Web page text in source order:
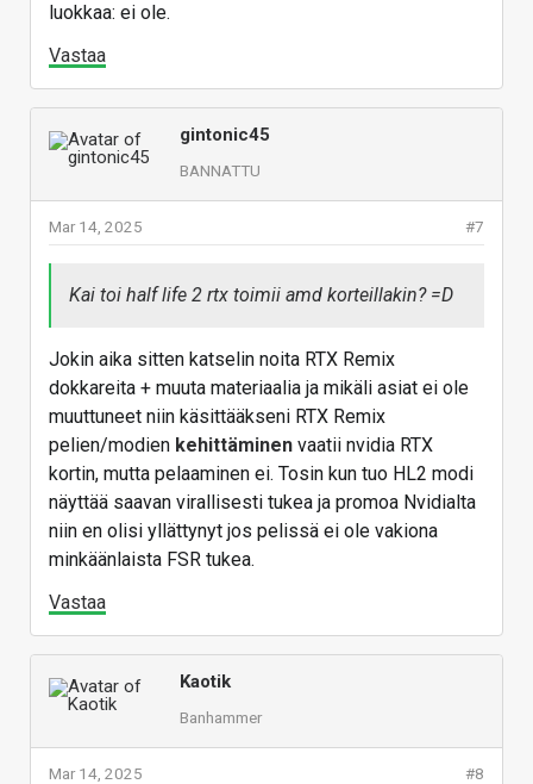
luokkaa: ei ole.
Vastaa
gintonic45
BANNATTU
#7
Mar 14, 2025
Kai toi half life 2 rtx toimii amd korteillakin? =D
Jokin aika sitten katselin noita RTX Remix
dokkareita + muuta materiaalia ja mikäli asiat ei ole
muuttuneet niin käsittääkseni RTX Remix
pelien/modien kehittäminen vaatii nvidia RTX
kortin, mutta pelaaminen ei. Tosin kun tuo HL2 modi
näyttää saavan virallisesti tukea ja promoa Nvidialta
niin en olisi yllättynyt jos pelissä ei ole vakiona
minkäänlaista FSR tukea.
Vastaa
Kaotik
Banhammer
#8
Mar 14, 2025